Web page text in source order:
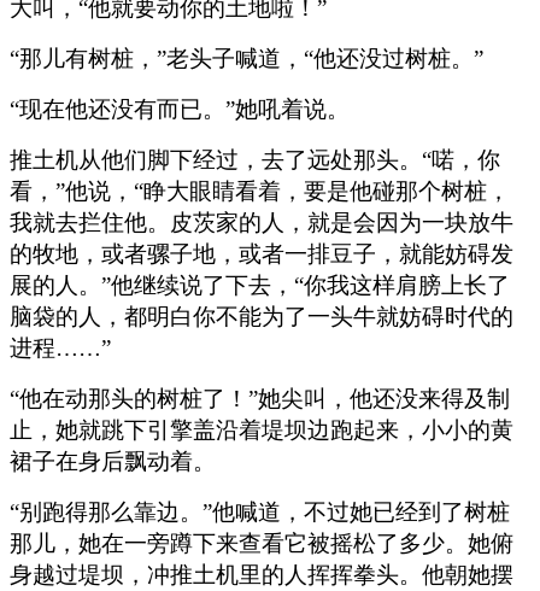
大叫，“他就要动你的土地啦！”
“那儿有树桩，”老头子喊道，“他还没过树桩。”
“现在他还没有而已。”她吼着说。
推土机从他们脚下经过，去了远处那头。“喏，你
看，”他说，“睁大眼睛看着，要是他碰那个树桩，
我就去拦住他。皮茨家的人，就是会因为一块放牛
的牧地，或者骡子地，或者一排豆子，就能妨碍发
展的人。”他继续说了下去，“你我这样肩膀上长了
脑袋的人，都明白你不能为了一头牛就妨碍时代的
进程……”
“他在动那头的树桩了！”她尖叫，他还没来得及制
止，她就跳下引擎盖沿着堤坝边跑起来，小小的黄
裙子在身后飘动着。
“别跑得那么靠边。”他喊道，不过她已经到了树桩
那儿，她在一旁蹲下来查看它被摇松了多少。她俯
身越过堤坝，冲推土机里的人挥挥拳头。他朝她摆